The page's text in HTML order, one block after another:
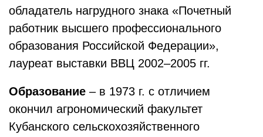
обладатель нагрудного знака «Почетный
работник высшего профессионального
образования Российской Федерации»,
лауреат выставки ВВЦ 2002–2005 гг.
Образование – в 1973 г. с отличием
окончил агрономический факультет
Кубанского сельскохозяйственного